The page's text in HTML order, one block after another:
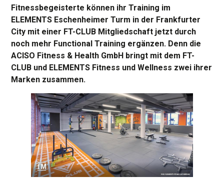
Fitnessbegeisterte können ihr Training im
ELEMENTS Eschenheimer Turm in der Frankfurter
City mit einer FT-CLUB Mitgliedschaft jetzt durch
noch mehr Functional Training ergänzen. Denn die
ACISO Fitness & Health GmbH bringt mit dem FT-
CLUB und ELEMENTS Fitness und Wellness zwei ihrer
Marken zusammen.